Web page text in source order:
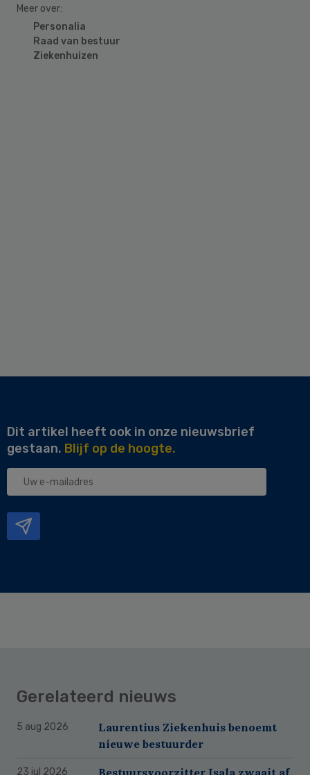
Meer over:
Personalia
Raad van bestuur
Ziekenhuizen
Dit artikel heeft ook in onze nieuwsbrief
gestaan. Blijf op de hoogte.
Uw
Gerelateerd nieuws
5 aug 2026
Laurentius Ziekenhuis benoemt
nieuwe bestuurder
23 jul 2026 Bestuursvoorzitter Isala zwaait af